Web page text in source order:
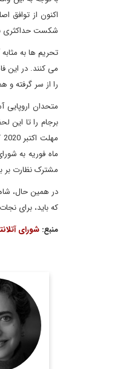
اکنون از توافق
شکست حداکثری
تحریم ها به
را از سر گرفته و
متحدان اروپایی
برجام را تا این
مشترک نظارت بر
در همین حال،
که باید، برای
منبع: شورای
باربارا
مشهور
ارشد
است. او
رسانه